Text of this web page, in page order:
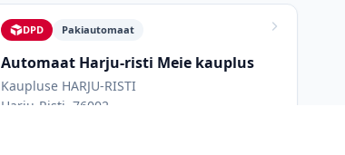
DPD Pakiautomaat
Automaat Harju-risti Meie kauplus
Kaupluse HARJU-RISTI
Harju-Risti, 76002